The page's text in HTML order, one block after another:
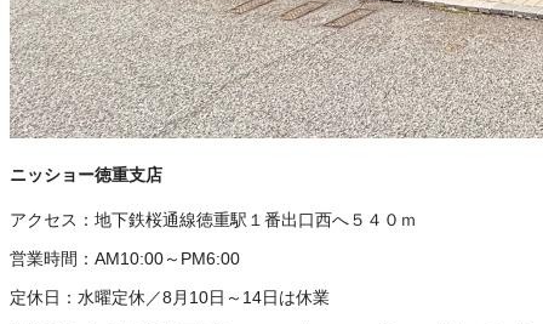
ニッショー徳重支店
アクセス： 地下鉄桜通線徳重駅１番出口西へ５４０ｍ
営業時間： AM10:00～PM6:00
定休日： 水曜定休／8月10日～14日は休業